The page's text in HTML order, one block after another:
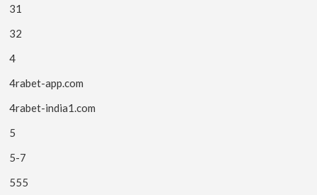
31
32
4
4rabet-app.com
4rabet-india1.com
5
5-7
555